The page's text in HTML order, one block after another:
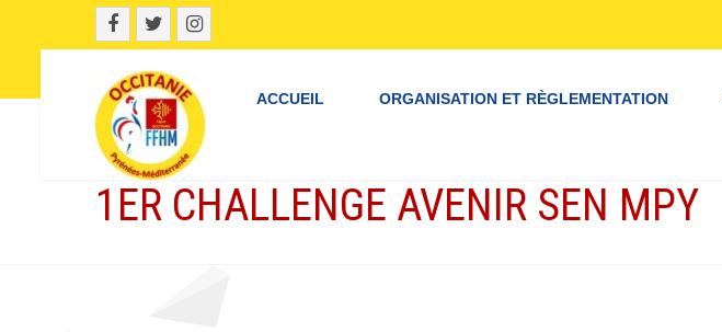
ACCUEIL ORGANISATION ET RÈGLEMENTATION
1ER CHALLENGE AVENIR SEN MPY